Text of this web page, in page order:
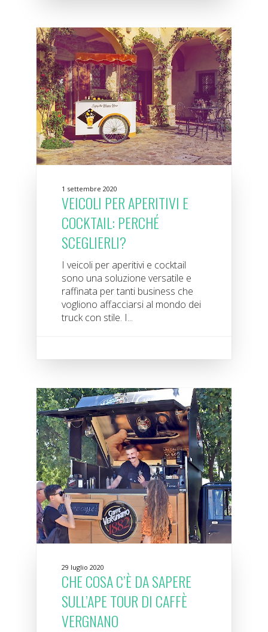
1 settembre 2020
VEICOLI PER APERITIVI E
COCKTAIL: PERCHÉ
SCEGLIERLI?
I veicoli per aperitivi e cocktail
sono una soluzione versatile e
raffinata per tanti business che
vogliono affacciarsi al mondo dei
truck con stile. I...
29 luglio 2020
CHE COSA C’È DA SAPERE
SULL’APE TOUR DI CAFFÈ
VERGNANO